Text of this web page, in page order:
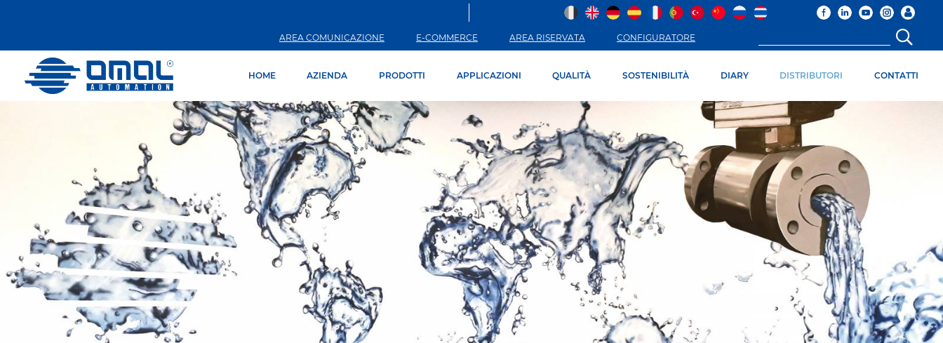
AREA COMUNICAZIONE E-COMMERCE AREA RISERVATA CONFIGURATORE
HOME AZIENDA PRODOTTI APPLICAZIONI QUALITÀ SOSTENIBILITÀ DIARY DISTRIBUTORI CONTATTI